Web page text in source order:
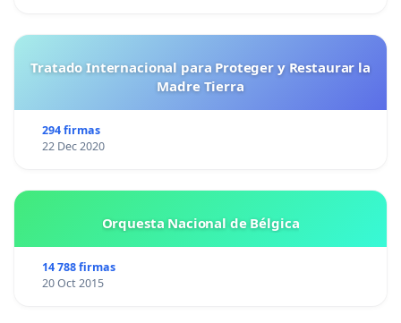
Tratado Internacional para Proteger y Restaurar la
Madre Tierra
294 firmas
22 Dec 2020
Orquesta Nacional de Bélgica
14 788 firmas
20 Oct 2015